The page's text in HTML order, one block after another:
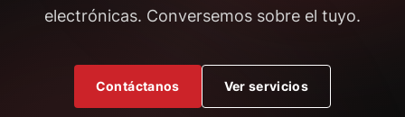
electrónicas. Conversemos sobre el tuyo.
Contáctanos Ver servicios